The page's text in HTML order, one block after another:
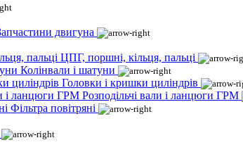
двигуна
ЦПГ, поршні, кільця, пальці
Колінвали і шатуни
Головки і кришки циліндрів
Розподільчі вали і ланцюги ГРМ
Фільтра повітряні